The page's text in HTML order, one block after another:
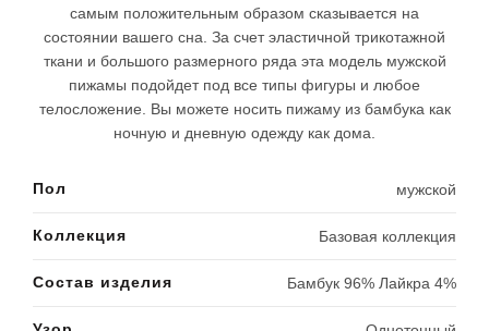
самым положительным образом сказывается на
состоянии вашего сна. За счет эластичной трикотажной
ткани и большого размерного ряда эта модель мужской
пижамы подойдет под все типы фигуры и любое
телосложение. Вы можете носить пижаму из бамбука как
ночную и дневную одежду как дома.
Пол мужской
Коллекция Базовая коллекция
Состав изделия Бамбук 96% Лайкра 4%